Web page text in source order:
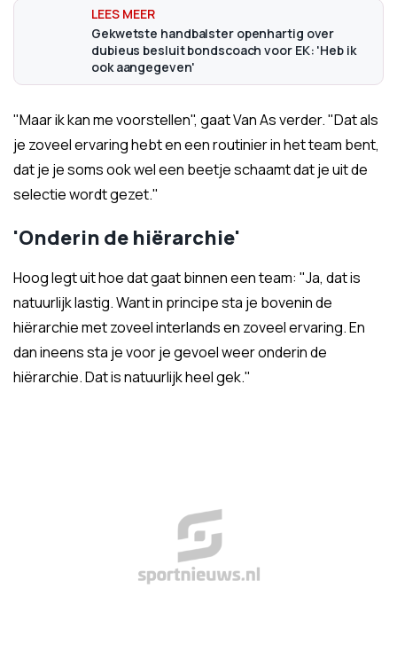
Gekwetste handbalster openhartig over
dubieus besluit bondscoach voor EK: 'Heb ik
ook aangegeven'
"Maar ik kan me voorstellen", gaat Van As verder. "Dat als
je zoveel ervaring hebt en een routinier in het team bent,
dat je je soms ook wel een beetje schaamt dat je uit de
selectie wordt gezet."
'Onderin de hiërarchie'
Hoog legt uit hoe dat gaat binnen een team: "Ja, dat is
natuurlijk lastig. Want in principe sta je bovenin de
hiërarchie met zoveel interlands en zoveel ervaring. En
dan ineens sta je voor je gevoel weer onderin de
hiërarchie. Dat is natuurlijk heel gek."